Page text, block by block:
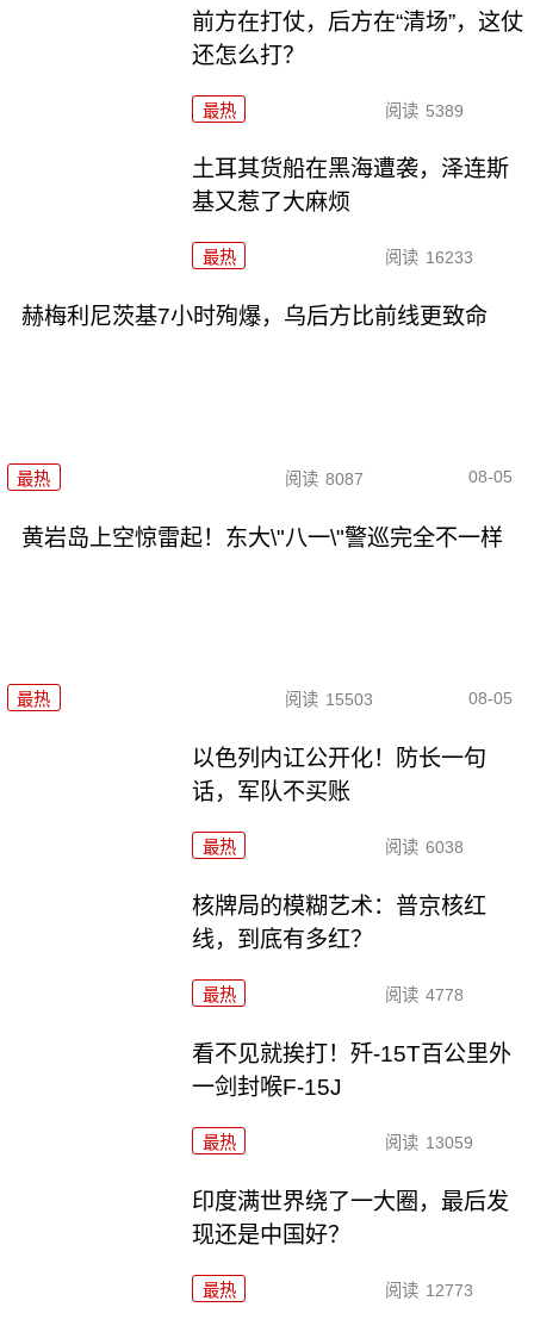
前方在打仗，后方在“清场”，这仗
还怎么打？
最热 阅读 5389
土耳其货船在黑海遭袭，泽连斯
基又惹了大麻烦
最热 阅读 16233
赫梅利尼茨基7小时殉爆，乌后方比前线更致命
最热 阅读 8087 08-05
黄岩岛上空惊雷起！东大\"八一\"警巡完全不一样
最热 阅读 15503 08-05
以色列内讧公开化！防长一句
话，军队不买账
最热 阅读 6038
核牌局的模糊艺术：普京核红
线，到底有多红？
最热 阅读 4778
看不见就挨打！歼-15T百公里外
一剑封喉F-15J
最热 阅读 13059
印度满世界绕了一大圈，最后发
现还是中国好？
最热 阅读 12773